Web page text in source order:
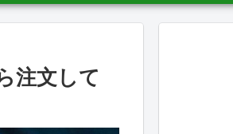
注文して